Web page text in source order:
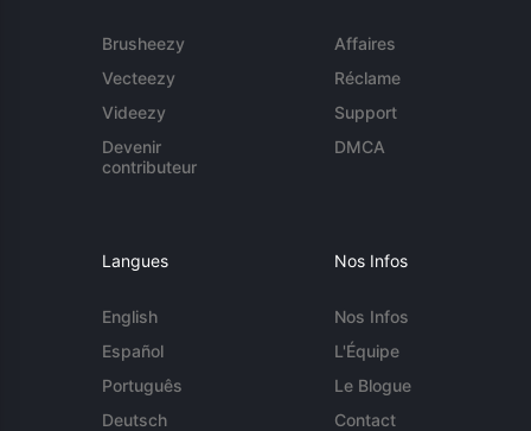
Brusheezy
Vecteezy
Videezy
Devenir
contributeur
Affaires
Réclame
Support
DMCA
Langues
English
Español
Português
Deutsch
Nos Infos
Nos Infos
L'Équipe
Le Blogue
Contact